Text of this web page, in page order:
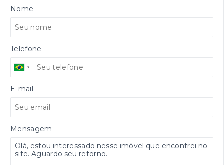
Nome
Telefone
E-mail
Mensagem